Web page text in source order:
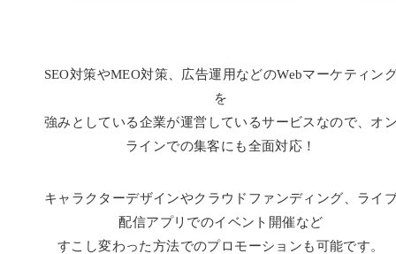
SEO対策やMEO対策、広告運用などのWebマーケティン
を
強みとしている企業が運営しているサービスなので、オ
ラインでの集客にも全面対応！
キャラクターデザインやクラウドファンディング、ライ
配信アプリでのイベント開催など
すこし変わった方法でのプロモーションも可能です。